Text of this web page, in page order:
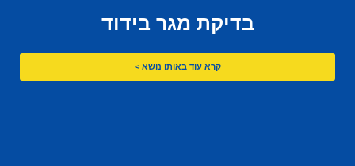
בדיקת מגר בידוד
קרא עוד באותו נושא >